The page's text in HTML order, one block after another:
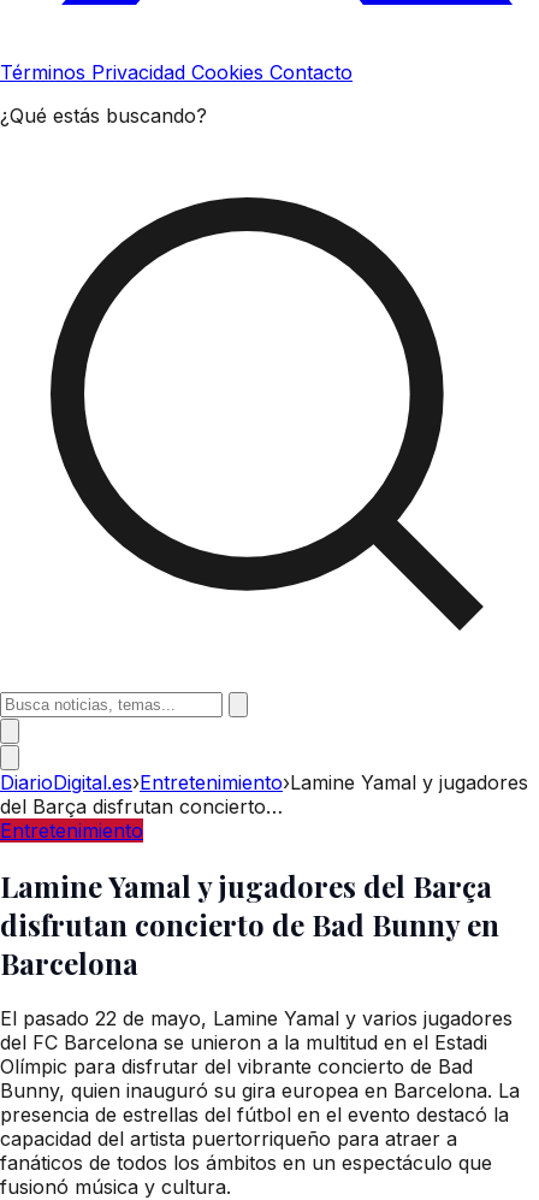
Términos Privacidad Cookies Contacto
¿Qué estás buscando?
DiarioDigital.es›Entretenimiento›Lamine Yamal y jugadores
del Barça disfrutan concierto…
Entretenimiento
Lamine Yamal y jugadores del Barça
disfrutan concierto de Bad Bunny en
Barcelona
El pasado 22 de mayo, Lamine Yamal y varios jugadores
del FC Barcelona se unieron a la multitud en el Estadi
Olímpic para disfrutar del vibrante concierto de Bad
Bunny, quien inauguró su gira europea en Barcelona. La
presencia de estrellas del fútbol en el evento destacó la
capacidad del artista puertorriqueño para atraer a
fanáticos de todos los ámbitos en un espectáculo que
fusionó música y cultura.